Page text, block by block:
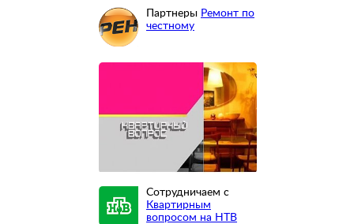
Партнеры Ремонт по
честному
Сотрудничаем с
Квартирным
вопросом на НТВ